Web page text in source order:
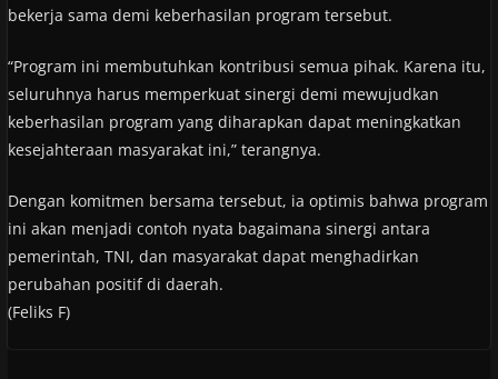
bekerja sama demi keberhasilan program tersebut.
“Program ini membutuhkan kontribusi semua pihak. Karena itu,
seluruhnya harus memperkuat sinergi demi mewujudkan
keberhasilan program yang diharapkan dapat meningkatkan
kesejahteraan masyarakat ini,” terangnya.
Dengan komitmen bersama tersebut, ia optimis bahwa program
ini akan menjadi contoh nyata bagaimana sinergi antara
pemerintah, TNI, dan masyarakat dapat menghadirkan
perubahan positif di daerah.
(Feliks F)